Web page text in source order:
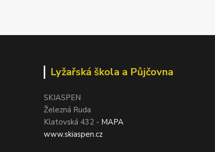
Lyžařská škola a Půjčovna
SKIASPEN
Železná Ruda
Klatovská 432 - MAPA
www.skiaspen.cz